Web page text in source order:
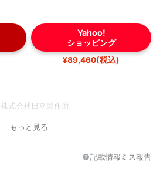
Yahoo!
ショッピング
¥89,460(税込)
株式会社日立製作所
もっと見る
記載情報ミス報告